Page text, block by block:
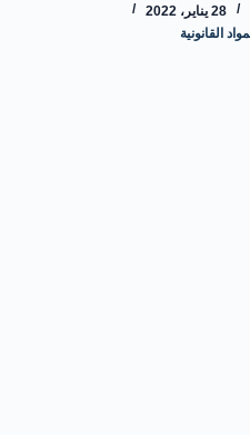
28 يناير، 2022
القانونية